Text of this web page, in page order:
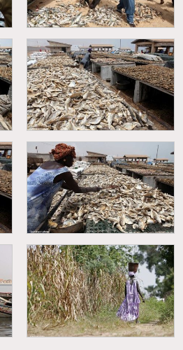
Kayar - Retour de pêche -
déchargement de poissons
Kayar - Transformation du
poisson
Kayar - Transformation du
poisson